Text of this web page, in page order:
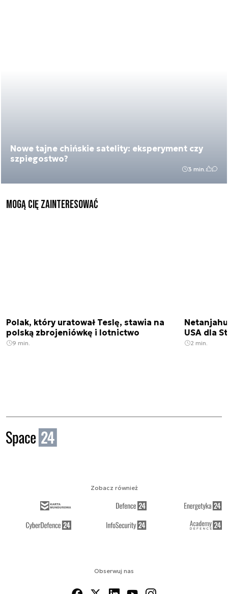
Nowe tajne chińskie satelity: eksperyment czy
szpiegostwo?
3 min.
Mogą Cię zainteresować
Polak, który uratował Teslę, stawia na
polską zbrojeniówkę i lotnictwo
9 min.
USA dla
2 min.
Obserwuj nas
Zobacz również